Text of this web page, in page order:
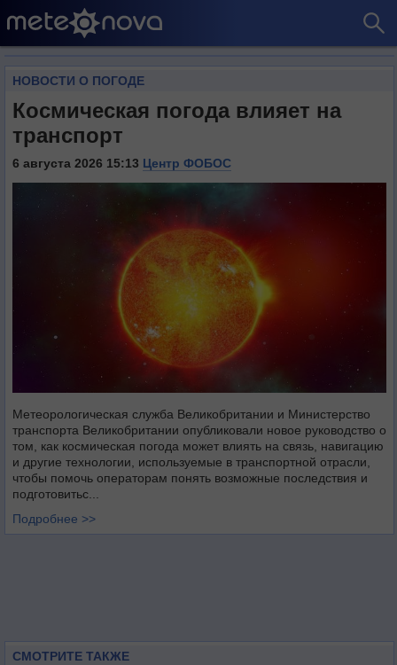
НОВОСТИ О ПОГОДЕ
Космическая погода влияет на
транспорт
6 августа 2026 15:13 Центр ФОБОС
Метеорологическая служба Великобритании и Министерство
транспорта Великобритании опубликовали новое руководство о
том, как космическая погода может влиять на связь, навигацию
и другие технологии, используемые в транспортной отрасли,
чтобы помочь операторам понять возможные последствия и
подготовитьс...
Подробнее >>
СМОТРИТЕ ТАКЖЕ